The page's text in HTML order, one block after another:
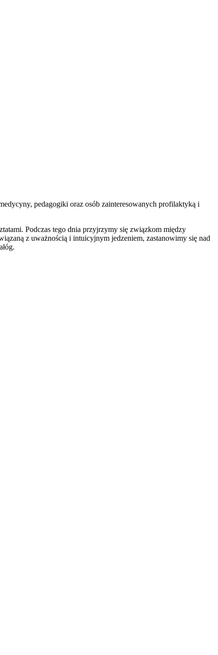
pedagogiki oraz osób zainteresowanych profilaktyką i
Podczas tego dnia przyjrzymy się związkom między
z uważnością i intuicyjnym jedzeniem, zastanowimy się nad